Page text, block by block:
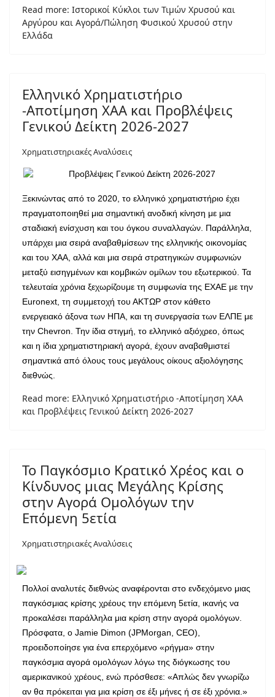
Read more: Ιστορικοί Κύκλοι των Τιμών Χρυσού και
Αργύρου και Αγορά/Πώληση Φυσικού Χρυσού στην
Ελλάδα
Ελληνικό Χρηματιστήριο
-Αποτίμηση ΧΑΑ και Προβλέψεις
Γενικού Δείκτη 2026-2027
Χρηματιστηριακές Αναλύσεις
Ξεκινώντας από το 2020, το ελληνικό χρηματιστήριο έχει
πραγματοποιηθεί μια σημαντική ανοδική κίνηση με μια
σταδιακή ενίσχυση και του όγκου συναλλαγών. Παράλληλα,
υπάρχει μια σειρά αναβαθμίσεων της ελληνικής οικονομίας
και του ΧΑΑ, αλλά και μια σειρά στρατηγικών συμφωνιών
μεταξύ εισηγμένων και κομβικών ομίλων του εξωτερικού. Τα
τελευταία χρόνια ξεχωρίζουμε τη συμφωνία της ΕΧΑΕ με την
Euronext , τη συμμετοχή του ΑΚΤΩΡ στον κάθετο
ενεργειακό άξονα των ΗΠΑ, και τη συνεργασία των ΕΛΠΕ με
την Chevron. Την ίδια στιγμή, το ελληνικό αξιόχρεο, όπως
και η ίδια χρηματιστηριακή αγορά, έχουν αναβαθμιστεί
σημαντικά από όλους τους μεγάλους οίκους αξιολόγησης
διεθνώς.
Read more: Ελληνικό Χρηματιστήριο -Αποτίμηση ΧΑΑ
και Προβλέψεις Γενικού Δείκτη 2026-2027
Το Παγκόσμιο Κρατικό Χρέος και ο
Κίνδυνος μιας Μεγάλης Κρίσης
στην Αγορά Ομολόγων την
Επόμενη 5ετία
Χρηματιστηριακές Αναλύσεις
Πολλοί αναλυτές διεθνώς αναφέρονται στο ενδεχόμενο μιας
παγκόσμιας κρίσης χρέους την επόμενη 5ετία, ικανής να
προκαλέσει παράλληλα μια κρίση στην αγορά ομολόγων.
Πρόσφατα, ο Jamie Dimon (JPMorgan CEO),
προειδοποίησε για ένα επερχόμενο «ρήγμα» στην
παγκόσμια αγορά ομολόγων λόγω της διόγκωσης του
αμερικανικού χρέους, ενώ πρόσθεσε: «Απλώς δεν γνωρίζω
αν θα πρόκειται για μια κρίση σε έξι μήνες ή σε έξι χρόνια.»